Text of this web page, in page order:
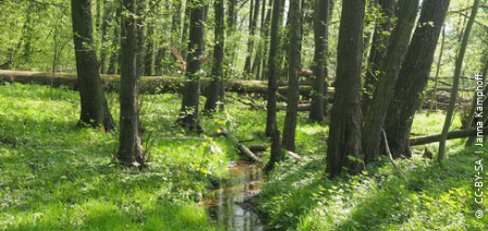
© CC-BY-SA | Janna Kamphoff